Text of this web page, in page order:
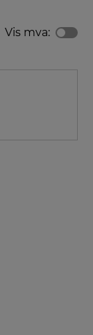
Vis mva: